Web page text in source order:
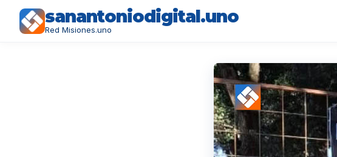
sanantoniodigital.uno
Red Misiones.uno